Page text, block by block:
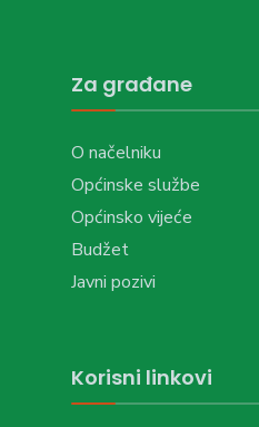
Za građane
O načelniku
Općinske službe
Općinsko vijeće
Budžet
Javni pozivi
Korisni linkovi